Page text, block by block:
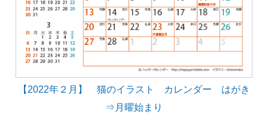
【2022年２月】 猫のイラスト カレンダー はがき
⇒月曜始まり